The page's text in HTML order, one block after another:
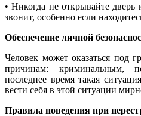
• Никогда не открывайте дверь
звонит, особенно если
Обеспечение личной
Человек может оказаться под
причинам: криминальным,
последнее время такая
вести себя в этой ситуации
Правила поведения при